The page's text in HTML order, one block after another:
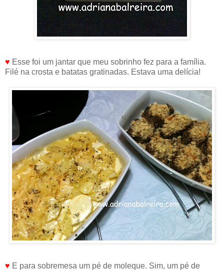
♥ Esse foi um jantar que meu sobrinho fez para a família.
Filé na crosta e batatas gratinadas. Estava uma delícia!
♥ E para sobremesa um pé de moleque. Sim, um pé de